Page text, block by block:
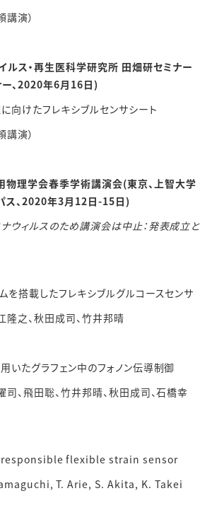
演）
ルス・再生医科学研究所 田畑研セミナー
、2020年6月16日)
たフレキシブルセンサシート
演）
物理学会春季学術講演会(東京、上智大学
ス、2020年3月12日-15日)
ウィルスのため講演会は中止：発表成立と
載したフレキシブルグルコースセンサ
、秋田成司、竹井邦晴
グラフェン中のフォノン伝導制御
飛田聡、竹井邦晴、秋田成司、石橋幸
flexible strain sensor
T. Arie, S. Akita, K. Takei